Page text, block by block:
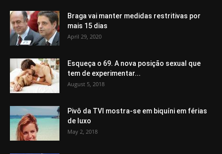
Braga vai manter medidas restritivas por
mais 15 dias
April 29, 2020
Esqueça o 69. A nova posição sexual que
tem de experimentar...
August 5, 2018
Pivô da TVI mostra-se em biquíni em férias
de luxo
May 2, 2018